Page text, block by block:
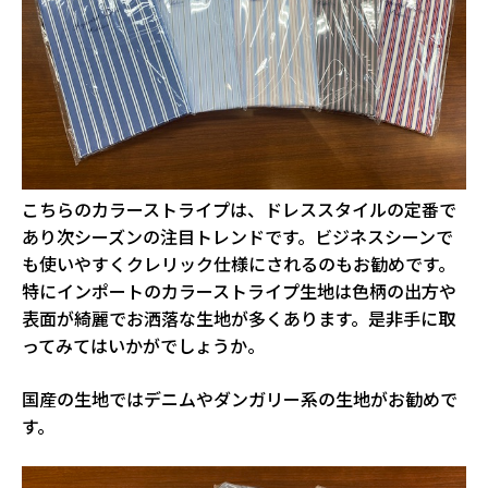
こちらのカラーストライプは、ドレススタイルの定番で
あり次シーズンの注目トレンドです。ビジネスシーンで
も使いやすくクレリック仕様にされるのもお勧めです。
特にインポートのカラーストライプ生地は色柄の出方や
表面が綺麗でお洒落な生地が多くあります。是非手に取
ってみてはいかがでしょうか。
国産の生地ではデニムやダンガリー系の生地がお勧めで
す。